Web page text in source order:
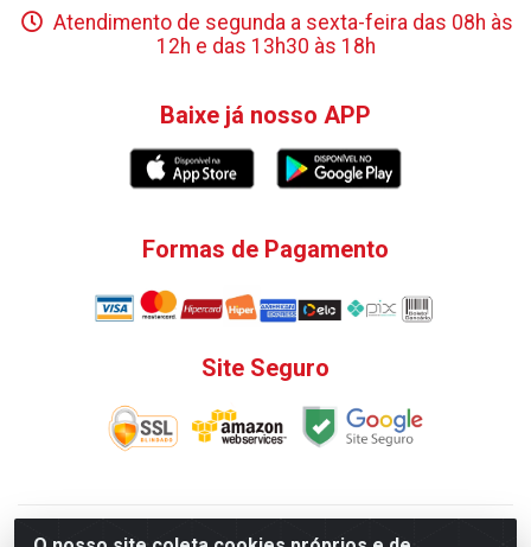
Atendimento de segunda a sexta-feira das 08h às
12h e das 13h30 às 18h
Baixe já nosso APP
Formas de Pagamento
Site Seguro
V. C. Ferragens LTDA - Rua do Matoso, 132 - Praça da